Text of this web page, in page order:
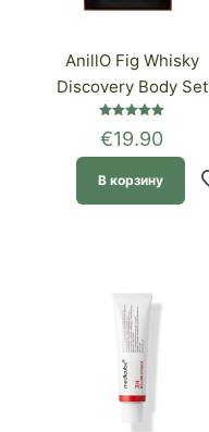
AnillO Fig Whisky
Discovery Body Set
5.00
€19.90
В корзину